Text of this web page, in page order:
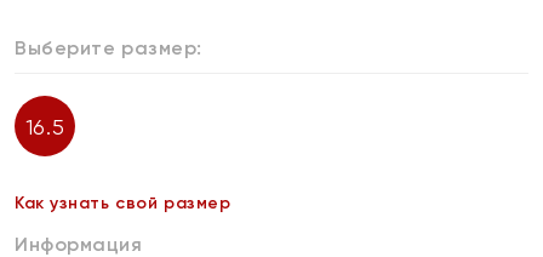
Выберите размер:
16.5
Как узнать свой размер
Информация